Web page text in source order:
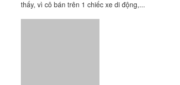
thấy, vì cô bán trên 1 chiếc xe di động,...